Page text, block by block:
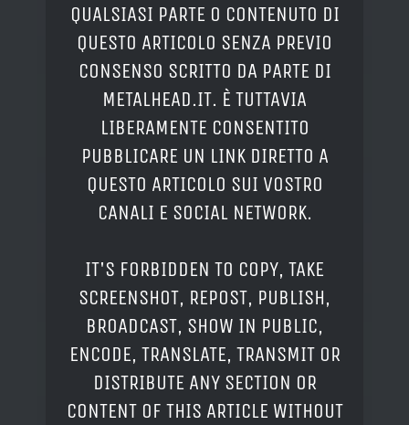
QUALSIASI PARTE O CONTENUTO DI
QUESTO ARTICOLO SENZA PREVIO
CONSENSO SCRITTO DA PARTE DI
METALHEAD.IT. È TUTTAVIA
LIBERAMENTE CONSENTITO
PUBBLICARE UN LINK DIRETTO A
QUESTO ARTICOLO SUI VOSTRO
CANALI E SOCIAL NETWORK.
IT'S FORBIDDEN TO COPY, TAKE
SCREENSHOT, REPOST, PUBLISH,
BROADCAST, SHOW IN PUBLIC,
ENCODE, TRANSLATE, TRANSMIT OR
DISTRIBUTE ANY SECTION OR
CONTENT OF THIS ARTICLE WITHOUT